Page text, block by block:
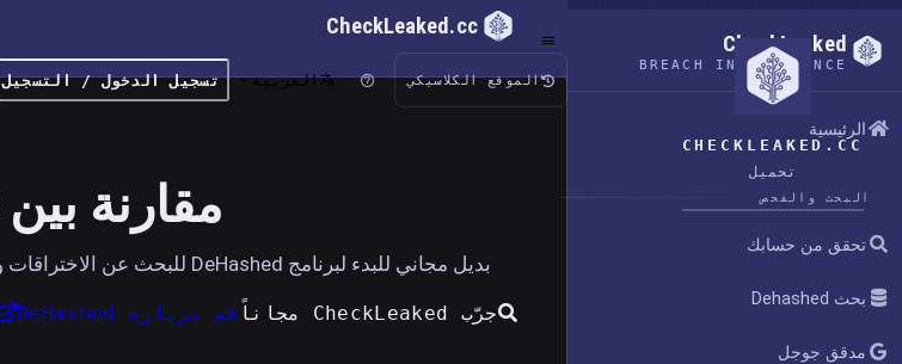
CHECKLEAKED.CC
تحميل
CheckLeaked
BREACH INTELLIGENCE
الرئيسية
البحث والفحص
تحقق من حسابك
بحث Dehashed
مدقق جوجل
CheckLeaked.cc
الموقع الكلاسيكي العربية تسجيل الدخول / التسجيل
مقارنة بين CheckLeaked.cc و DeHashed
بديل مجاني للبدء لبرنامج DeHashed للبحث عن الاختراقات وبيانات الاعتماد.
جرّب CheckLeaked مجاناً قم بزيارة DeHashed